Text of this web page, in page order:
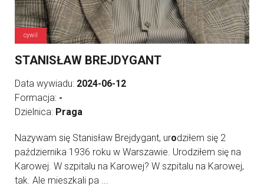
cywil
STANISŁAW BREJDYGANT
Data wywiadu: 2024-06-12
Formacja: -
Dzielnica: Praga
Nazywam się Stanisław Brejdygant, urodziłem się 2
października 1936 roku w Warszawie. Urodziłem się na
Karowej. W szpitalu na Karowej? W szpitalu na Karowej,
tak. Ale mieszkali pa ...